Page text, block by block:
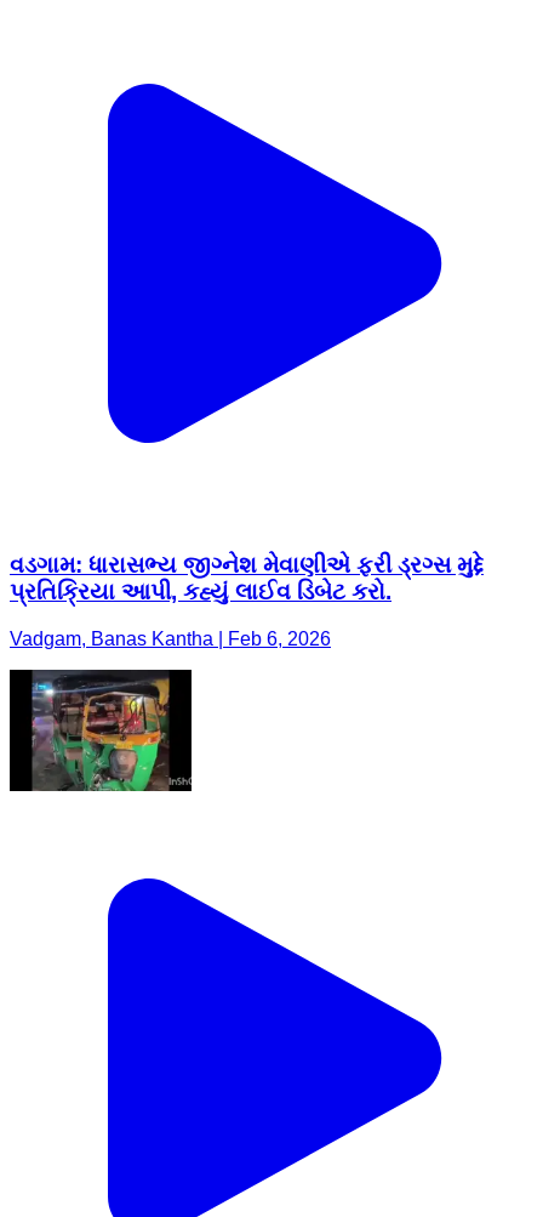
વડગામ: ધારાસભ્ય જીગ્નેશ મેવાણીએ ફરી ડ્રગ્સ મુદ્દે
પ્રતિક્રિયા આપી, કહ્યું લાઈવ ડિબેટ કરો.
Vadgam, Banas Kantha | Feb 6, 2026